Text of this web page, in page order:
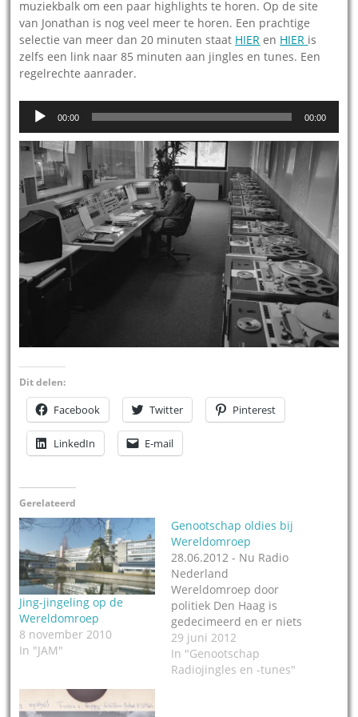
muziekbalk om een paar highlights te horen. Op de site
van Jonathan is nog veel meer te horen. Een prachtige
selectie van meer dan 20 minuten staat HIER en HIER is
zelfs een link naar 85 minuten aan jingles en tunes. Een
regelrechte aanrader.
Audiospeler
00:00 00:00
Dit delen:
Facebook Twitter Pinterest
LinkedIn E-mail
Gerelateerd
Jing-jingeling op de
Wereldomroep
8 november 2010
In "JAM"
Genootschap oldies bij
Wereldomroep
28.06.2012 - Nu Radio
Nederland
Wereldomroep door
politiek Den Haag is
gedecimeerd en er niets
nieuws meer bij komt
van de enthousiaste
Engelse en Nederlandse
29 juni 2012
In "Genootschap
Radiojingles en -tunes"